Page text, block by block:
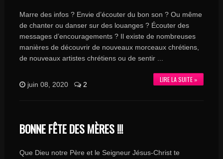
Marre des infos ? Envie d’écouter du bon son ? Ou même
de chanter ou danser sur des louanges ? Écouter des
messages d’encouragements ? Il existe de nombreuses
manières de découvrir de nouveaux morceaux chrétiens,
de nouveaux artistes chrétiens ou de sentir ...
LIRE LA SUITE »
juin 08, 2020 2
BONNE FÊTE DES MÈRES !!!
Que Dieu notre Père et le Seigneur Jésus-Christ te